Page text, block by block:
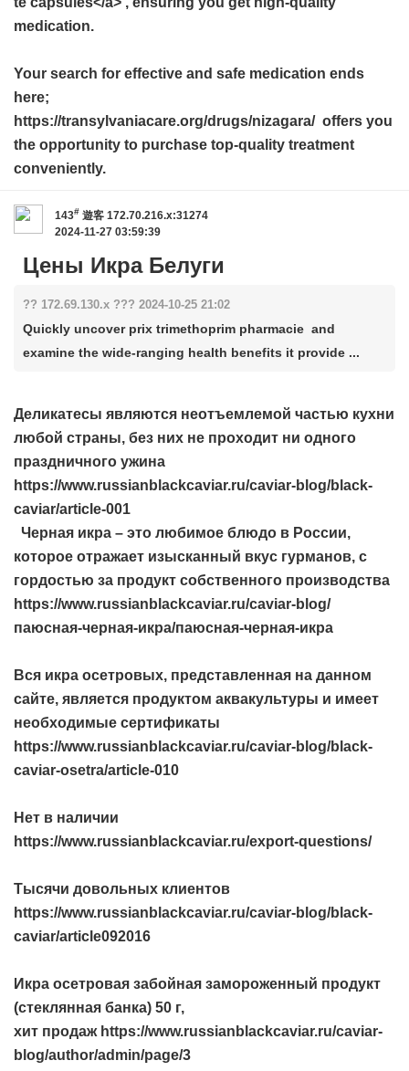
medication.
Your search for effective and safe medication ends
here;
https://transylvaniacare.org/drugs/nizagara/ offers you
the opportunity to purchase top-quality treatment
conveniently.
143# 遊客 172.70.216.x:31274
2024-11-27 03:59:39
Цены Икра Белуги
?? 172.69.130.x ??? 2024-10-25 21:02
Quickly uncover prix trimethoprim pharmacie and
examine the wide-ranging health benefits it provide ...
Деликатесы являются неотъемлемой частью кухни
любой страны, без них не проходит ни одного
праздничного ужина
https://www.russianblackcaviar.ru/caviar-blog/black-
caviar/article-001
Черная икра – это любимое блюдо в России,
которое отражает изысканный вкус гурманов, с
гордостью за продукт собственного производства
https://www.russianblackcaviar.ru/caviar-blog/
паюсная-черная-икра/паюсная-черная-икра
Вся икра осетровых, представленная на данном
сайте, является продуктом аквакультуры и имеет
необходимые сертификаты
https://www.russianblackcaviar.ru/caviar-blog/black-
caviar-osetra/article-010
Нет в наличии
https://www.russianblackcaviar.ru/export-questions/
Тысячи довольных клиентов
https://www.russianblackcaviar.ru/caviar-blog/black-
caviar/article092016
Икра осетровая забойная замороженный продукт
(стеклянная банка) 50 г,
хит продаж https://www.russianblackcaviar.ru/caviar-
blog/author/admin/page/3